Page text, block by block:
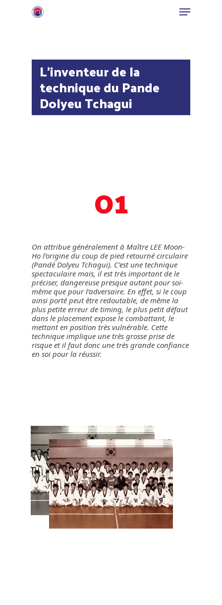
Hit enter to search or ESC to close
L'inventeur de la
technique du Pande
Dolyeu Tchagui
01
On attribue généralement à Maître LEE Moon-
Ho l’origine du coup de pied retourné circulaire
(Pandé Dolyeu Tchagui). C’est une technique
spectaculaire mais, il est très important de le
préciser, dangereuse presque autant pour soi-
même que pour l’adversaire. En effet, si le coup
ainsi porté peut être redoutable, de même la
plus petite erreur de timing, le plus petit défaut
dans le placement expose le combattant, le
mettant en position très vulnérable. Cette
technique implique une très grosse prise de
risque et il faut donc une très grande confiance
en soi pour la réussir.